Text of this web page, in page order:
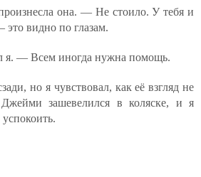
она. — Не стоило. У тебя и
это видно по глазам.
— Всем иногда нужна помощь.
но я чувствовал, как её взгляд не
зашевелился в коляске, и я